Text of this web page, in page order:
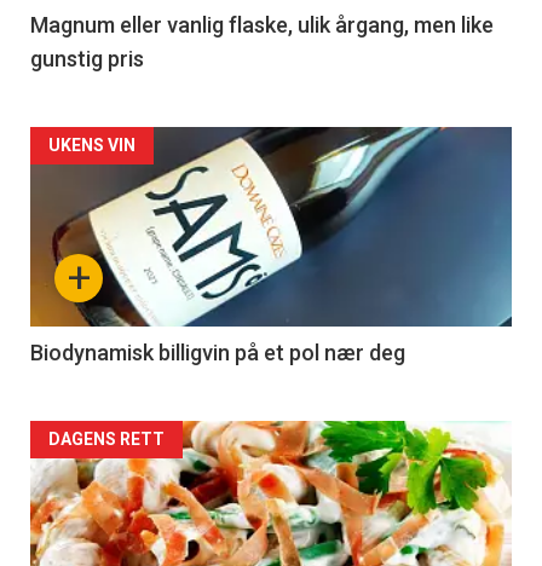
3
Magnum eller vanlig flaske, ulik årgang, men like
gunstig pris
Forsiden
akkurat
nå
4
+
UKENS VIN
Biodynamisk billigvin på et pol nær deg
Forsiden
akkurat
nå
DAGENS RETT